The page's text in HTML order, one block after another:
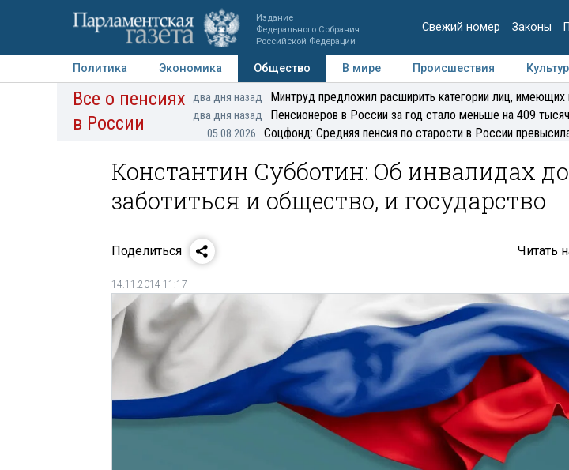
Издание
Федерального Собрания
Российской Федерации
Свежий номер Законы
Политика Экономика Общество В мире Происшествия
Авторы Персоны Мнения Регионы Медиацентр Интервью
Все о пенсиях
в России
два дня назад Минтруд предложил расширить категории лиц, имеющих
два дня назад Пенсионеров в России за год стало меньше на 409
05.08.2026 Соцфонд: Средняя пенсия по старости в России
Константин Субботин: Об инвалидах
заботиться и общество, и государство
Поделиться Читать
14.11.2014 11:17